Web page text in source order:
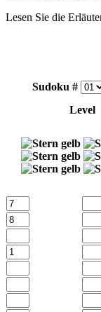
Lesen Sie die
Sudoku #
Level